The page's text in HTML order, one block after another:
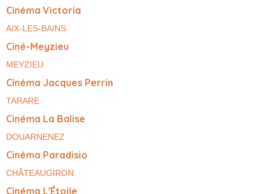
Cinéma Victoria
AIX-LES-BAINS
Ciné-Meyzieu
MEYZIEU
Cinéma Jacques Perrin
TARARE
Cinéma La Balise
DOUARNENEZ
Cinéma Paradisio
CHÂTEAUGIRON
Cinéma L'Étoile